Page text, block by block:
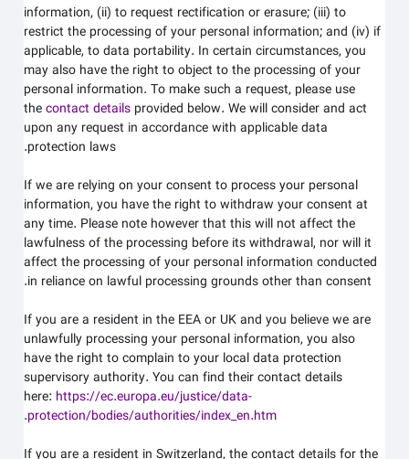
information, (ii) to request rectification or erasure; (iii) to
restrict the processing of your personal information; and (iv) if
applicable, to data portability. In certain circumstances, you
may also have the right to object to the processing of your
personal information. To make such a request, please use
thecontact detailsprovided below. We will consider and act
upon any request in accordance with applicable data
protection laws.
If we are relying on your consent to process your personal
information, you have the right to withdraw your consent at
any time. Please note however that this will not affect the
lawfulness of the processing before its withdrawal, nor will it
affect the processing of your personal information conducted
in reliance on lawful processing grounds other than consent.
If you are a resident in the EEA or UK and you believe we are
unlawfully processing your personal information, you also
have the right to complain to your local data protection
supervisory authority. You can find their contact details
here:https://ec.europa.eu/justice/data-
protection/bodies/authorities/index_en.htm
.
If you are a resident in Switzerland, the contact details for the